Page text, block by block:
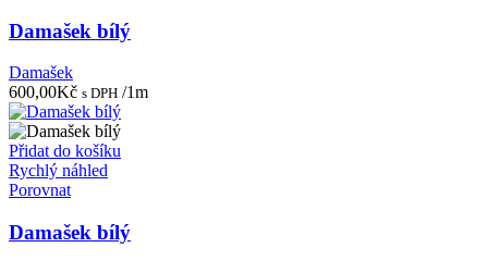
Damašek bílý
Damašek
600,00Kč s DPH /1m
Přidat do košíku
Rychlý náhled
Porovnat
Damašek bílý